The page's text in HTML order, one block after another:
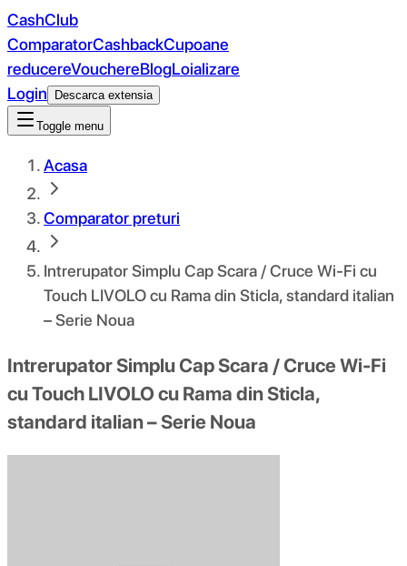
CashClub
ComparatorCashbackCupoane
reducereVouchereBlogLoializare
Login
Descarca extensia
Toggle menu
Acasa
Comparator preturi
Intrerupator Simplu Cap Scara / Cruce Wi-Fi cu
Touch LIVOLO cu Rama din Sticla, standard italian
– Serie Noua
Intrerupator Simplu Cap Scara / Cruce Wi-Fi
cu Touch LIVOLO cu Rama din Sticla,
standard italian – Serie Noua